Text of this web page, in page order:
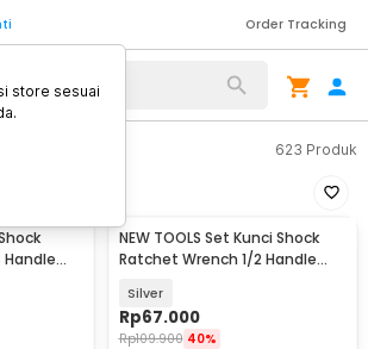
Order Tracking
623 Produk
NEW TOOLS Set Kunci Shock
Ratchet Wrench 1/2 Handle
Silver
Rp67.000
Rp109.900 40%
store sesuai